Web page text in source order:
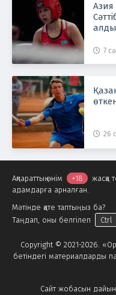
алды
7
26
Copyright © 2021-2026.
бетіндегі материалдарды
Сайт жобасын
Ақпараттық өнім +18
жасқа
адамдарға арналған.
Мәтінде қате таптыңыз ба?
Таңдап, оны белгілеп
Ctrl